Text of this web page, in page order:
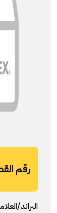
رقم
البراند/